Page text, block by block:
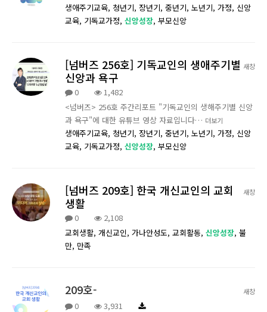
생애주기교육, 청년기, 장년기, 중년기, 노년기, 가정, 신앙
교육, 기독교가정, 신앙성장, 부모신앙
새창
[넘버즈 256호] 기독교인의 생애주기별
신앙과 욕구
0
1,482
<넘버즈> 256호 주간리포트 "기독교인의 생해주기별 신앙
과 욕구"에 대한 유튜브 영상 자료입니다… 더보기
생애주기교육, 청년기, 장년기, 중년기, 노년기, 가정, 신앙
교육, 기독교가정, 신앙성장, 부모신앙
새창
[넘버즈 209호] 한국 개신교인의 교회
생활
0
2,108
교회생활, 개신교인, 가나안성도, 교회활동, 신앙성장, 불
만, 만족
새창
209호-
0
3,931